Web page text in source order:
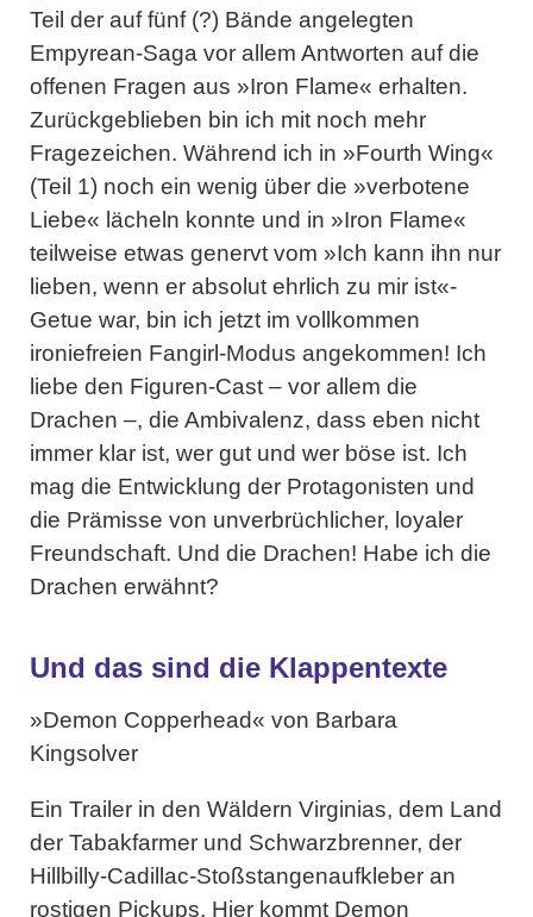
Teil der auf fünf (?) Bände angelegten
Empyrean-Saga vor allem Antworten auf die
offenen Fragen aus »Iron Flame« erhalten.
Zurückgeblieben bin ich mit noch mehr
Fragezeichen. Während ich in »Fourth Wing«
(Teil 1) noch ein wenig über die »verbotene
Liebe« lächeln konnte und in »Iron Flame«
teilweise etwas genervt vom »Ich kann ihn nur
lieben, wenn er absolut ehrlich zu mir ist«-
Getue war, bin ich jetzt im vollkommen
ironiefreien Fangirl-Modus angekommen! Ich
liebe den Figuren-Cast – vor allem die
Drachen –, die Ambivalenz, dass eben nicht
immer klar ist, wer gut und wer böse ist. Ich
mag die Entwicklung der Protagonisten und
die Prämisse von unverbrüchlicher, loyaler
Freundschaft. Und die Drachen! Habe ich die
Drachen erwähnt?
Und das sind die Klappentexte
»Demon Copperhead« von Barbara
Kingsolver
Ein Trailer in den Wäldern Virginias, dem Land
der Tabakfarmer und Schwarzbrenner, der
Hillbilly-Cadillac-Stoßstangenaufkleber an
rostigen Pickups. Hier kommt Demon